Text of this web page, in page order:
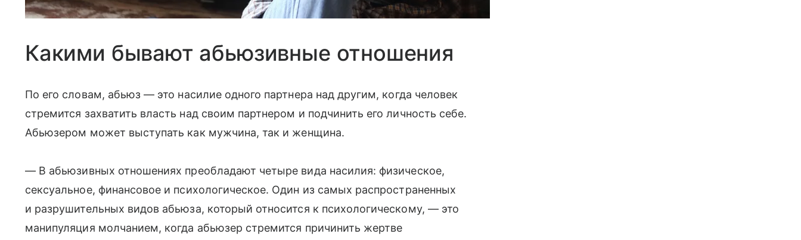
Какими бывают абьюзивные отношения
По его словам, абьюз — это насилие одного партнера над другим, когда человек
стремится захватить власть над своим партнером и подчинить его личность себе.
Абьюзером может выступать как мужчина, так и женщина.
— В абьюзивных отношениях преобладают четыре вида насилия: физическое,
сексуальное, финансовое и психологическое. Один из самых распространенных
и разрушительных видов абьюза, который относится к психологическому, — это
манипуляция молчанием, когда абьюзер стремится причинить жертве